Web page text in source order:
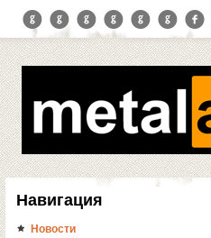
Навигация
Новости